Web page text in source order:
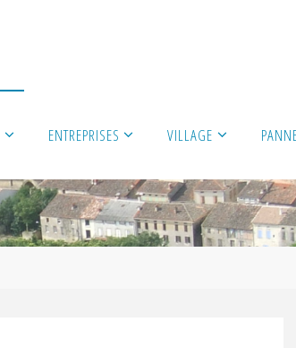
ENTREPRISES VILLAGE